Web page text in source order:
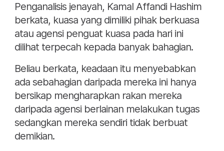
Penganalisis jenayah, Kamal Affandi Hashim
berkata, kuasa yang dimiliki pihak berkuasa
atau agensi penguat kuasa pada hari ini
dilihat terpecah kepada banyak bahagian.
Beliau berkata, keadaan itu menyebabkan
ada sebahagian daripada mereka ini hanya
bersikap mengharapkan rakan mereka
daripada agensi berlainan melakukan tugas
sedangkan mereka sendiri tidak berbuat
demikian.